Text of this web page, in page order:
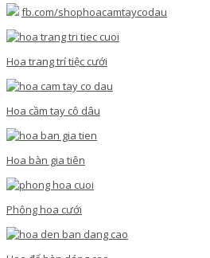
fb.com/shophoacamtaycodau
Hoa trang trí tiệc cưới
Hoa cầm tay cô dâu
Hoa bàn gia tiên
Phông hoa cưới